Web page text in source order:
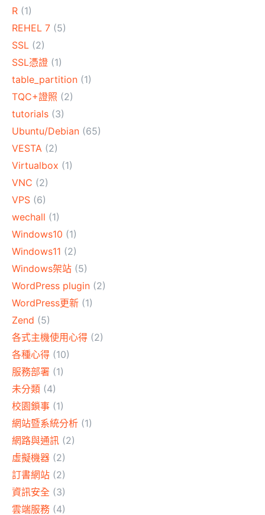
R (1)
REHEL 7 (5)
SSL (2)
SSL憑證 (1)
table_partition (1)
TQC+證照 (2)
tutorials (3)
Ubuntu/Debian (65)
VESTA (2)
Virtualbox (1)
VNC (2)
VPS (6)
wechall (1)
Windows10 (1)
Windows11 (2)
Windows架站 (5)
WordPress plugin (2)
WordPress更新 (1)
Zend (5)
各式主機使用心得 (2)
各種心得 (10)
服務部署 (1)
未分類 (4)
校園鎖事 (1)
網站暨系統分析 (1)
網路與通訊 (2)
虛擬機器 (2)
訂書網站 (2)
資訊安全 (3)
雲端服務 (4)